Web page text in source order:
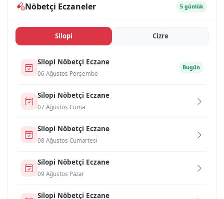
Nöbetçi Eczaneler 5 günlük
Si̇lopi̇ Ci̇zre
Si̇lopi̇ Nöbetçi Eczane
06 Ağustos Perşembe
Bugün
Si̇lopi̇ Nöbetçi Eczane
07 Ağustos Cuma
Si̇lopi̇ Nöbetçi Eczane
08 Ağustos Cumartesi
Si̇lopi̇ Nöbetçi Eczane
09 Ağustos Pazar
Si̇lopi̇ Nöbetçi Eczane